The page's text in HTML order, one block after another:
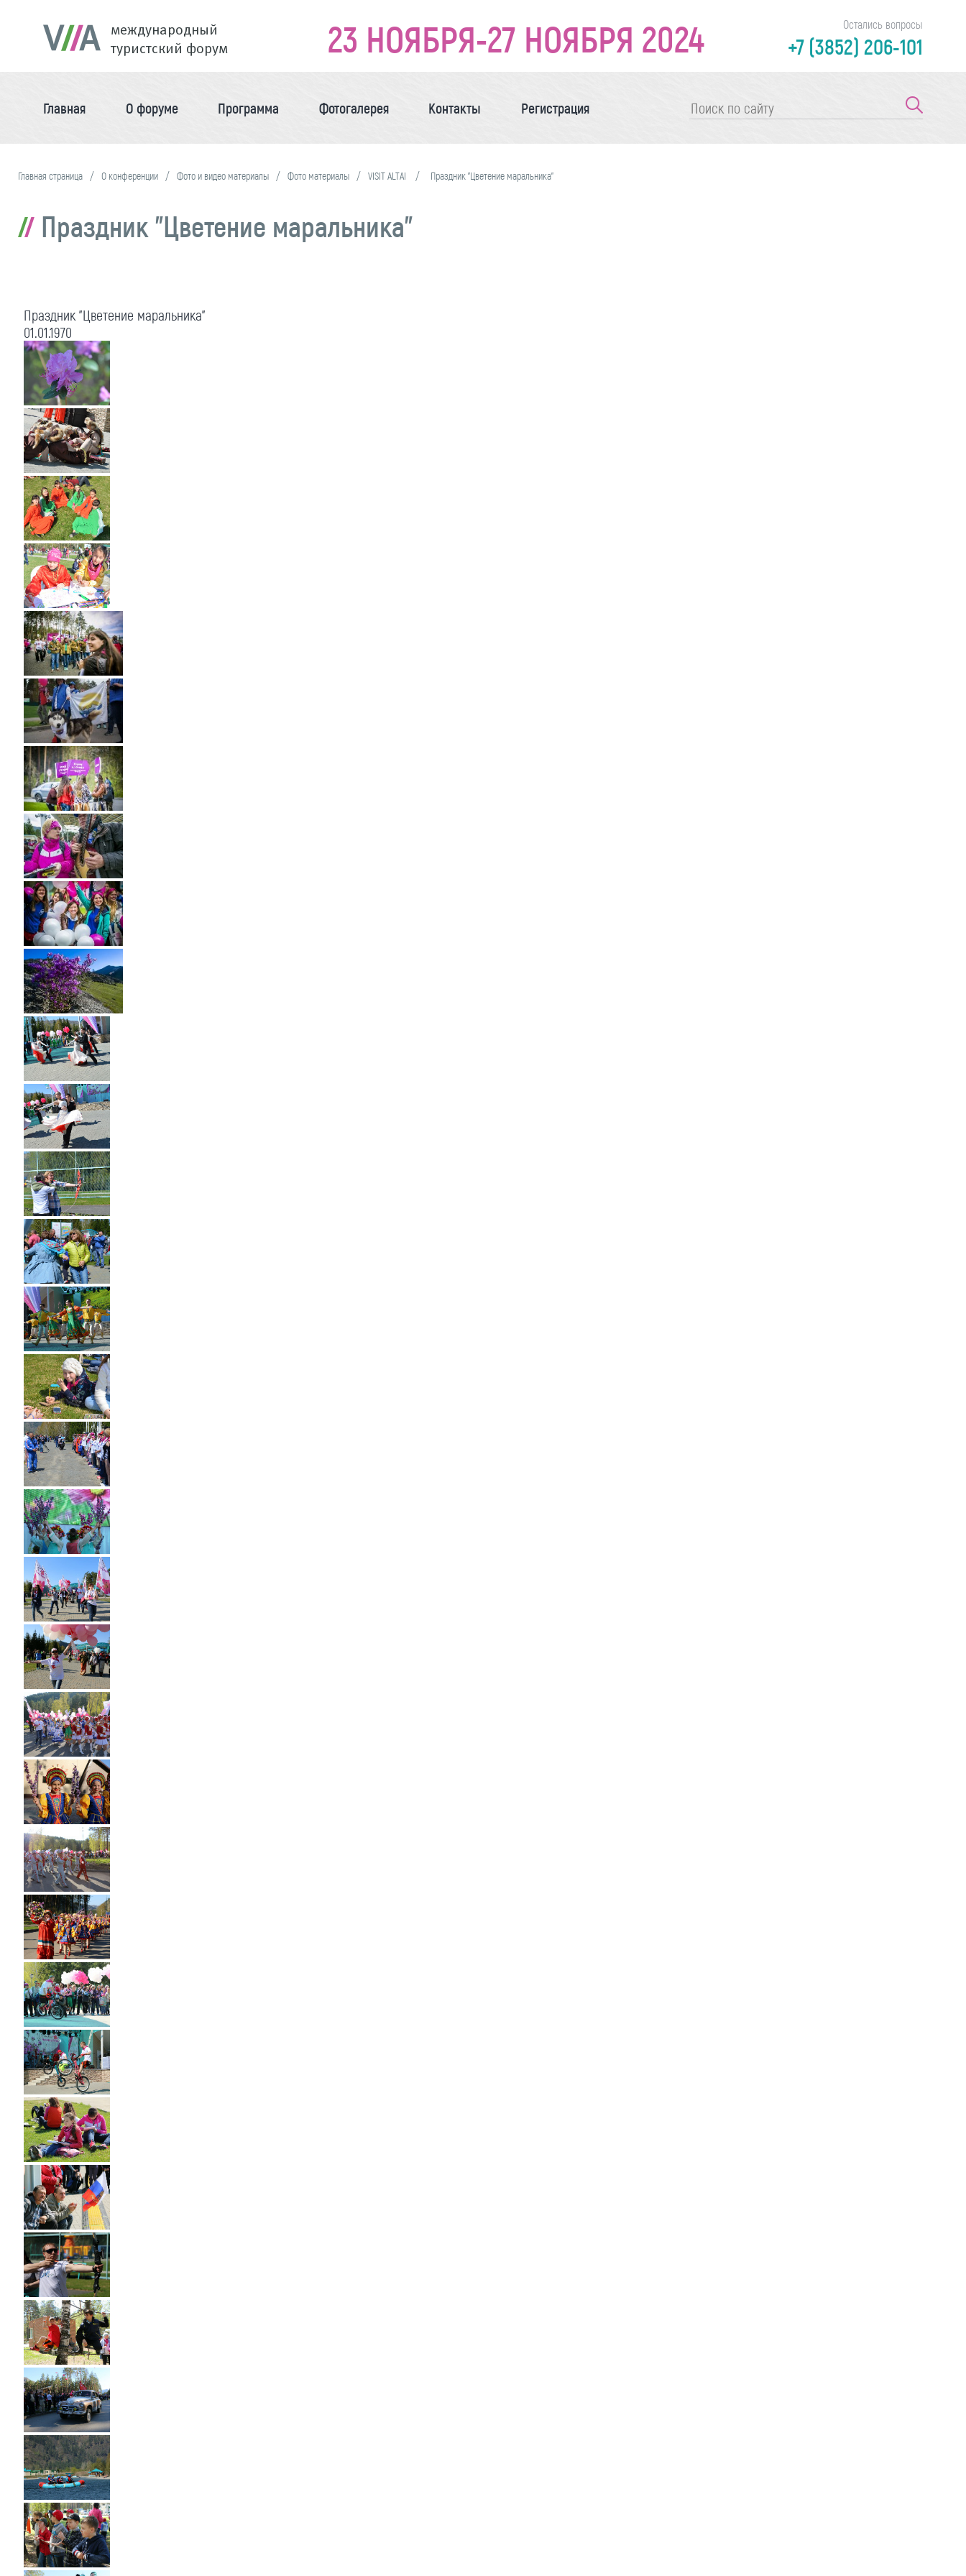
международный
туристский форум
23 НОЯБРЯ-27 НОЯБРЯ 2024 Остались вопросы
+7 (3852) 206-101
Главная О форуме Программа Фотогалерея Контакты Регистрация
Главная страница О конференции Фото и видео материалы Фото материалы VISIT ALTAI Праздник "Цветение маральника"
Праздник "Цветение маральника"
Праздник "Цветение маральника"
01.01.1970